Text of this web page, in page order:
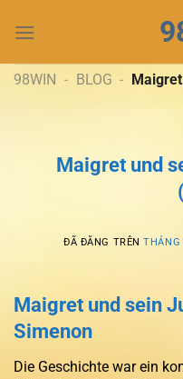
đến
dung98WIN - BLOG -
Maigret und
ĐÃ ĐĂNG TRÊN
Maigret und sein
Simenon
Die Geschichte war ein